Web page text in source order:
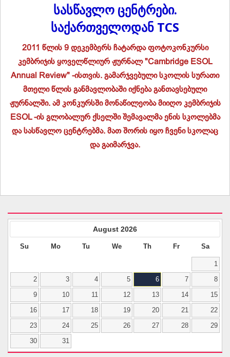
სასწავლო ცენტრები.
საქართველოდან TCS
2011 წლის 9 დეკემბერს ჩატარდა ფოტოკონკურსი
კემბრიჯის ყოველწლიურ ჟურნალ "Cambridge ESOL
Annual Review" -ისთვის. გამარჯვებული სკოლის სურათი
მთელი წლის განმავლობაში იქნება განთავსებული
ჟურნალში. ამ კონკურსში მონაწილეობა მიიღო კემბრიჯის
ESOL -ის გლობალურ ქსელში შემავალმა ენის სკოლებმა
და სასწავლო ცენტრებმა. მათ შორის იყო ჩვენი სკოლაც
და გაიმარჯვა.
August 2026
Su Mo Tu We Th Fr Sa
1
2 3 4 5 6 7 8
9 10 11 12 13 14 15
16 17 18 19 20 21 22
23 24 25 26 27 28 29
30 31